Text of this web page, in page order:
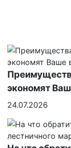
экономят
24.07.2026